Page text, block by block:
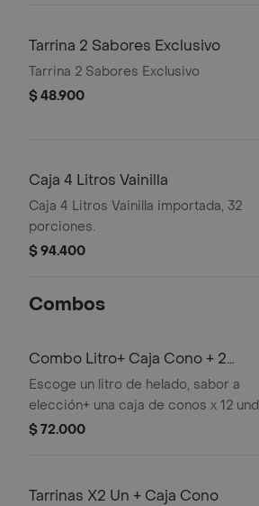
Tarrina 2 Sabores Exclusivo
Tarrina 2 Sabores Exclusivo
$ 48.900
Caja 4 Litros Vainilla
Caja 4 Litros Vainilla importada, 32
porciones.
$ 94.400
Combos
Combo Litro+ Caja Cono + 2
Toppings
Escoge un litro de helado, sabor a
elección+ una caja de conos x 12 und
y 2 topping a elección del cliente.
$ 72.000
Tarrinas X2 Un + Caja Cono